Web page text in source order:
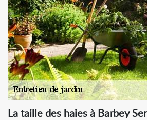
La taille des haies à Barbey